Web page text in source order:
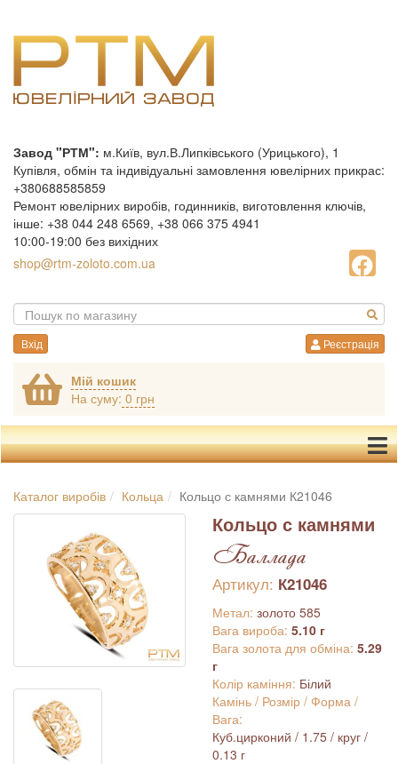
Завод "РТМ": м.Київ, вул.В.Липківського (Урицького), 1
Купівля, обмін та індивідуальні замовлення ювелірних прикрас:
+380688585859
Ремонт ювелірних виробів, годинників, виготовлення ключів,
інше: +38 044 248 6569, +38 066 375 4941
10:00-19:00 без вихідних
shop@rtm-zoloto.com.ua
Вхід Реєстрація
Мій кошик
На суму: 0 грн
Каталог виробів Кольца Кольцо с камнями К21046
Кольцо с камнями
Баллада
Артикул: К21046
Метал: золото 585
Вага вироба: 5.10 г
Вага золота для обміна: 5.29
г
Колір каміння: Білий
Камінь / Розмір / Форма /
Вага:
Куб.цирконий / 1.75 / круг /
0.13 г